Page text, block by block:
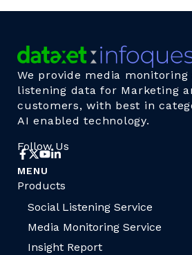
We provide media monitoring
listening data for Marketing
customers, with best in
AI enabled technology.
Follow Us
MENU
Products
Social Listening Service
Media Monitoring Service
Insight Report